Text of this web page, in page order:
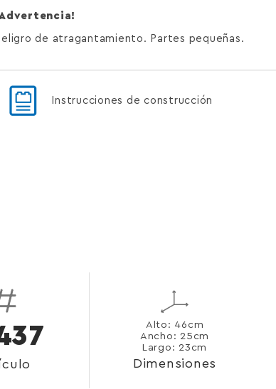
de atragantamiento. Partes pequeñas.
Instrucciones de construcción
Alto: 46cm
Ancho: 25cm
Largo: 23cm
Dimensiones